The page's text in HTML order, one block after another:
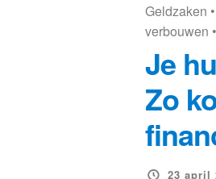
Geldzaken •
verbouwen •
Je
Zo
23 april